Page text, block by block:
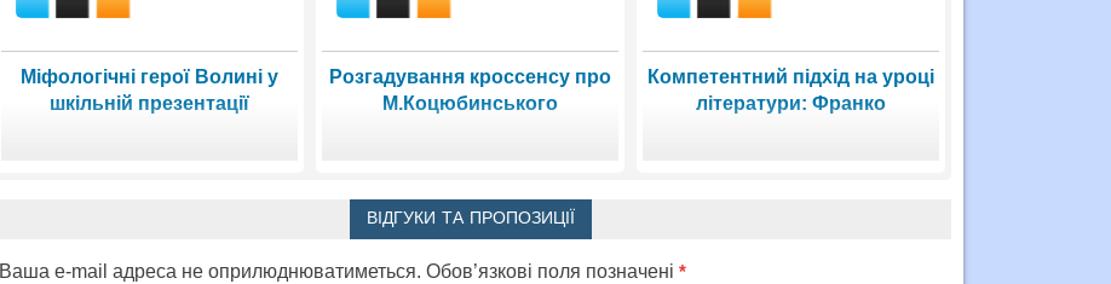
Міфологічні герої Волині у
шкільній презентації
Розгадування кроссенсу про
М.Коцюбинського
Компетентний підхід на уроці
літератури: Франко
ВІДГУКИ ТА ПРОПОЗИЦІЇ
Ваша e-mail адреса не оприлюднюватиметься. Обов’язкові поля позначені *